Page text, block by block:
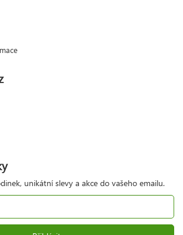
unikátní slevy a akce do vašeho emailu.